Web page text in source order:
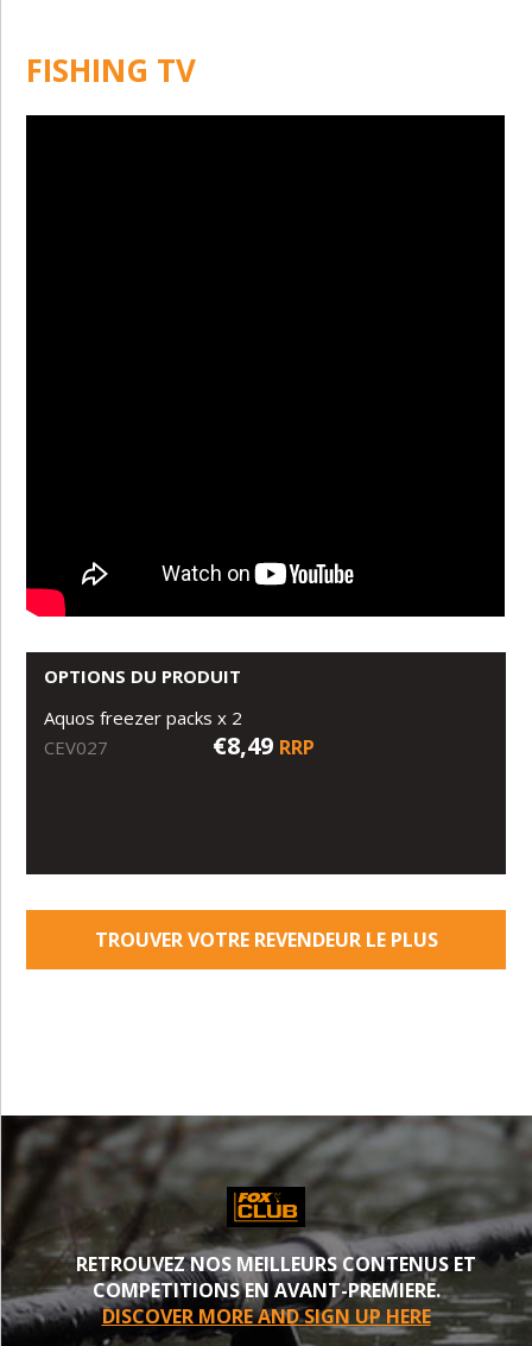
FISHING TV
OPTIONS DU PRODUIT
Aquos freezer packs x 2
CEV027
€8,49 RRP
TROUVER VOTRE REVENDEUR LE PLUS
RETROUVEZ NOS MEILLEURS CONTENUS ET
COMPETITIONS EN AVANT-PREMIERE.
DISCOVER MORE AND SIGN UP HERE